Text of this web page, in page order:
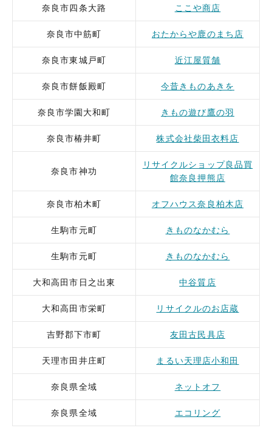
奈良市四条大路 ここや商店
奈良市中筋町 おたからや鹿のまち店
奈良市東城戸町 近江屋質舗
奈良市餅飯殿町 今昔きものあきを
奈良市学園大和町 きもの遊び鷹の羽
奈良市椿井町 株式会社柴田衣料店
奈良市神功
リサイクルショップ良品買
館奈良押熊店
奈良市柏木町 オフハウス奈良柏木店
生駒市元町 きものなかむら
生駒市元町 きものなかむら
大和高田市日之出東 中谷質店
大和高田市栄町 リサイクルのお店蔵
吉野郡下市町 友田古民具店
天理市田井庄町 まるい天理店小和田
奈良県全域 ネットオフ
奈良県全域 エコリング